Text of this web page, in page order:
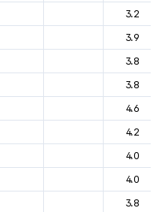
3.2
3.9
3.8
3.8
4.6
4.2
4.0
4.0
3.8